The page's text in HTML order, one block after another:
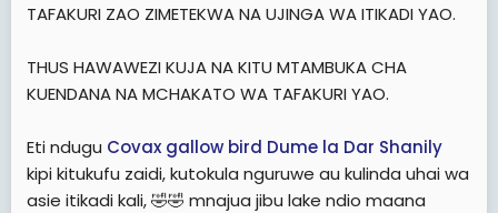
TAFAKURI ZAO ZIMETEKWA NA UJINGA WA ITIKADI YAO.
THUS HAWAWEZI KUJA NA KITU MTAMBUKA CHA
KUENDANA NA MCHAKATO WA TAFAKURI YAO.
Eti ndugu Covax gallow bird Dume la Dar Shanily
kipi kitukufu zaidi, kutokula nguruwe au kulinda uhai wa
asie itikadi kali, 🤣🤣 mnajua jibu lake ndio maana